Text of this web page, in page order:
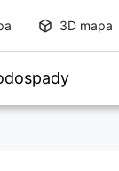
3D mapa